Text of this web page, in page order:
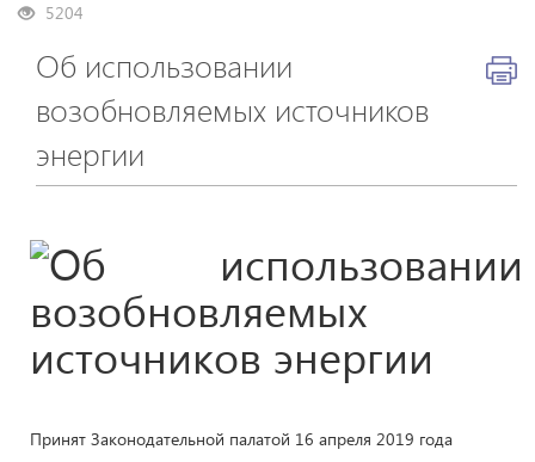
5204
Об использовании
возобновляемых источников
энергии
Принят Законодательной палатой 16 апреля 2019 года